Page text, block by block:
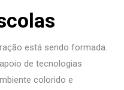
está sendo formada.
de tecnologias
colorido e